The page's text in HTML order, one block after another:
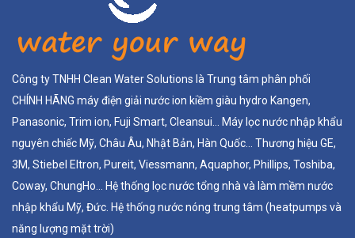
Công ty TNHH Clean Water Solutions là Trung tâm phân phối
CHÍNH HÃNG máy điện giải nước ion kiềm giàu hydro Kangen,
Panasonic, Trim ion, Fuji Smart, Cleansui... Máy lọc nước nhập khẩu
nguyên chiếc Mỹ, Châu Âu, Nhật Bản, Hàn Quốc... Thương hiệu GE,
3M, Stiebel Eltron, Pureit, Viessmann, Aquaphor, Phillips, Toshiba,
Coway, ChungHo... Hệ thống lọc nước tổng nhà và làm mềm nước
nhập khẩu Mỹ, Đức. Hệ thống nước nóng trung tâm (heatpumps và
năng lượng mặt trời)